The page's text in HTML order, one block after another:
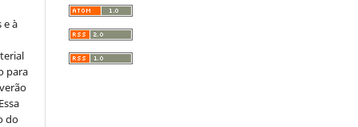
e à
para
do